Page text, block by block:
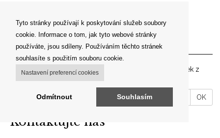
Tyto stránky používají k poskytování služeb soubory
cookie. Informace o tom, jak tyto webové stránky
používáte, jsou sdíleny. Používáním těchto stránek
souhlasíte s použitím souboru cookie.
Nastavení preferencí cookies
Odmítnout Souhlasím
Newsletter
Zadejte prosím vaší emailovou adresu pro zasílání novinek z
OK
Kontaktujte nás